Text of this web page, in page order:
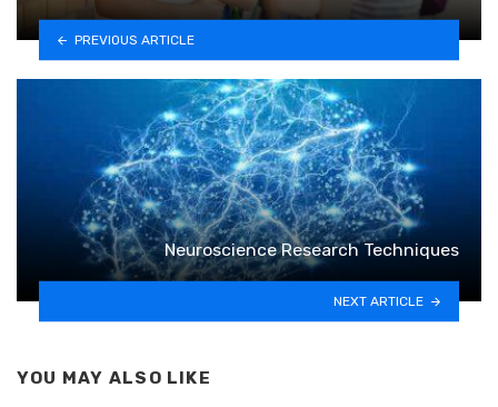
PREVIOUS ARTICLE
Neuroscience Research Techniques
NEXT ARTICLE
YOU MAY ALSO LIKE